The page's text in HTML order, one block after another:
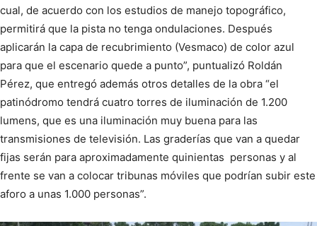
cual, de acuerdo con los estudios de manejo topográfico,
permitirá que la pista no tenga ondulaciones. Después
aplicarán la capa de recubrimiento (Vesmaco) de color azul
para que el escenario quede a punto”, puntualizó Roldán
Pérez, que entregó además otros detalles de la obra “el
patinódromo tendrá cuatro torres de iluminación de 1.200
lumens, que es una iluminación muy buena para las
transmisiones de televisión. Las graderías que van a quedar
fijas serán para aproximadamente quinientas personas y al
frente se van a colocar tribunas móviles que podrían subir este
aforo a unas 1.000 personas”.